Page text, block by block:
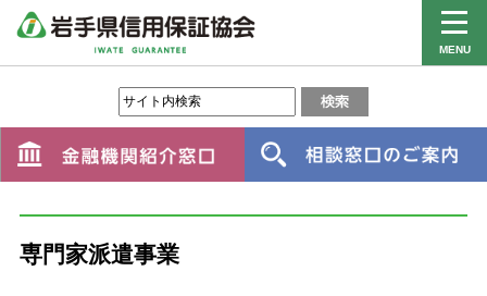
専門家派遣事業
MENU